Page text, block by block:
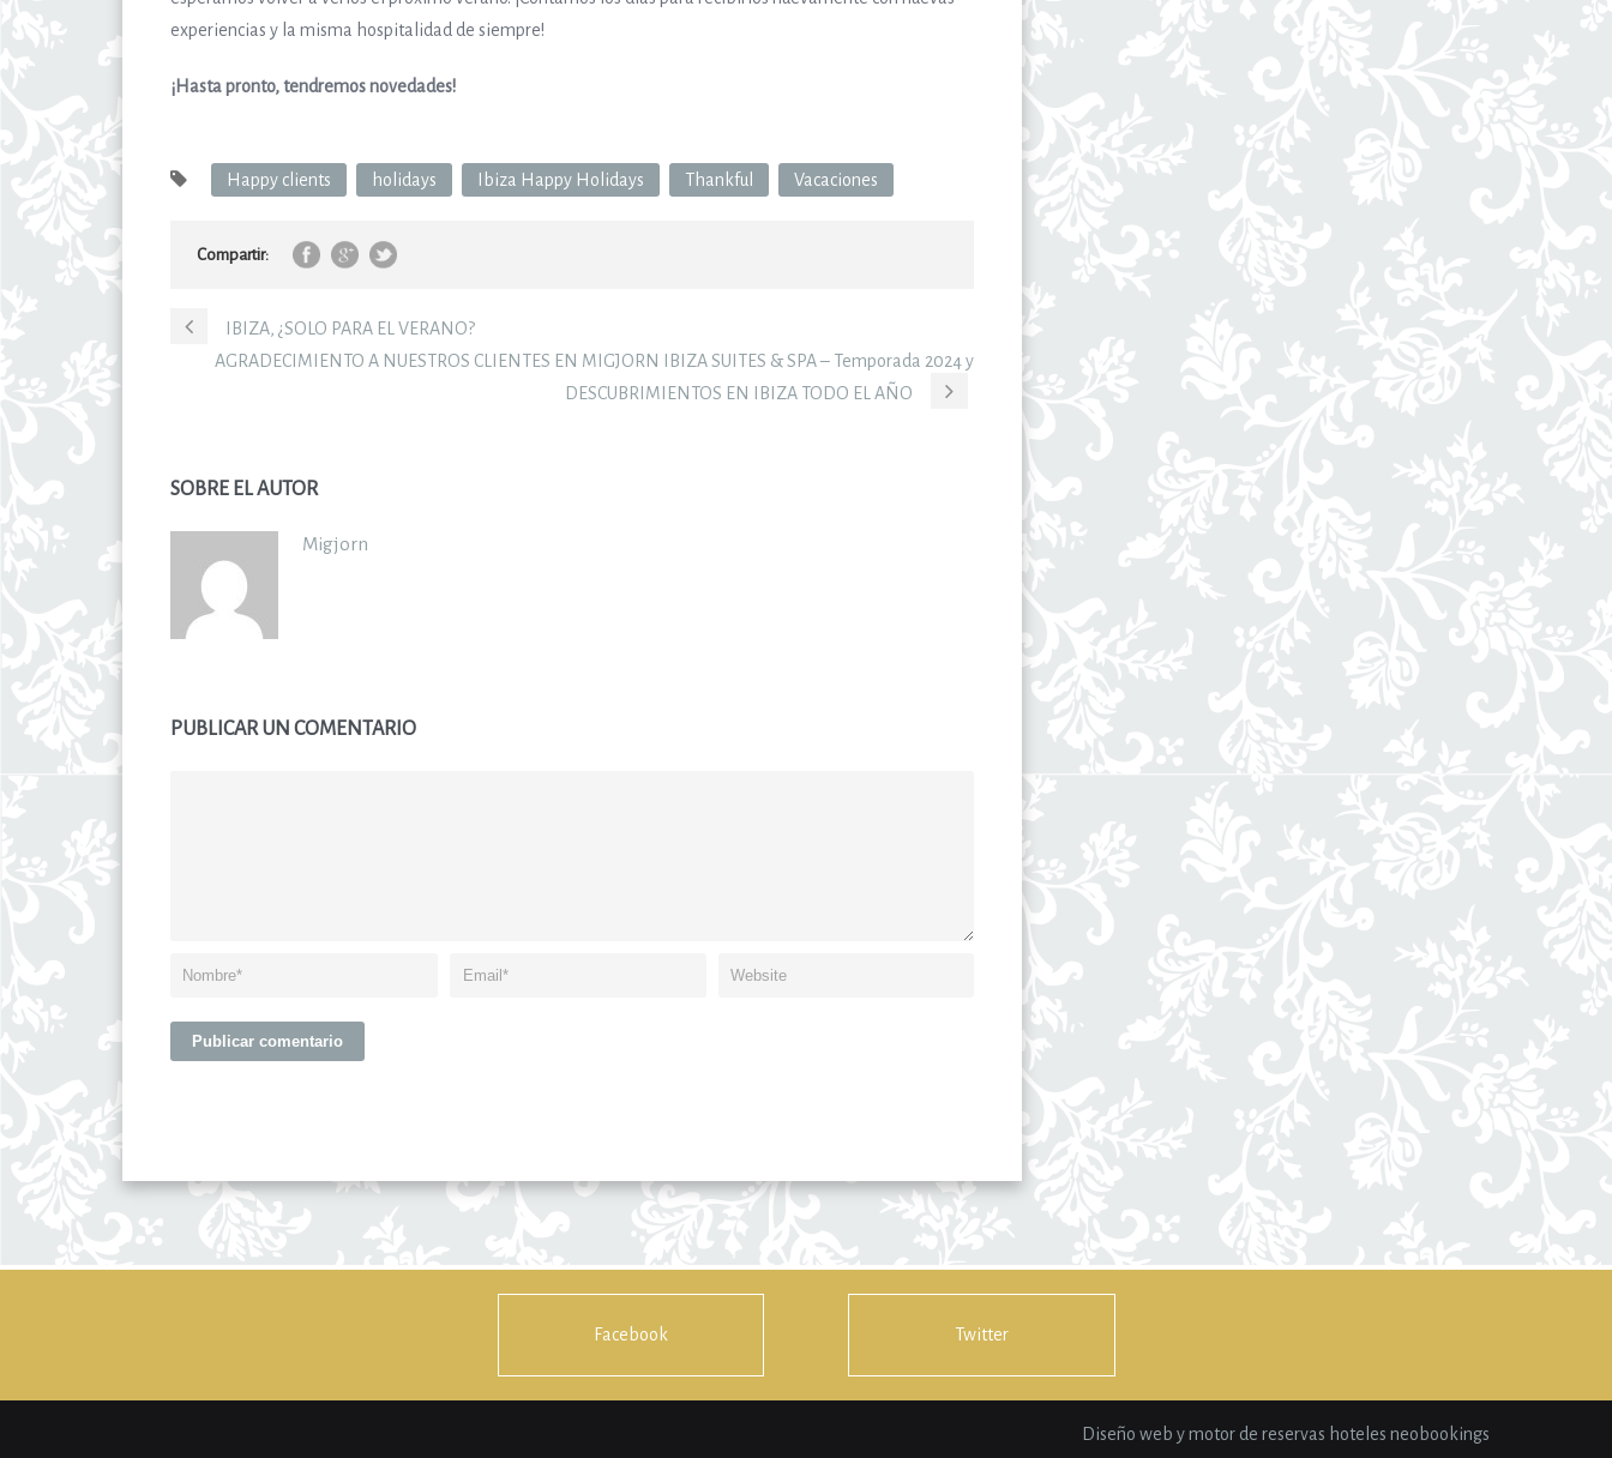
experiencias y la misma hospitalidad de siempre!
¡Hasta pronto, tendremos novedades!
Happy clients holidays Ibiza Happy Holidays Thankful Vacaciones
Compartir:
IBIZA, ¿SOLO PARA EL VERANO?
AGRADECIMIENTO A NUESTROS CLIENTES EN MIGJORN IBIZA SUITES & SPA – Temporada 2024 y
DESCUBRIMIENTOS EN IBIZA TODO EL AÑO
SOBRE EL AUTOR
Migjorn
PUBLICAR UN COMENTARIO
Facebook Twitter
Diseño web y motor de reservas hoteles neobookings